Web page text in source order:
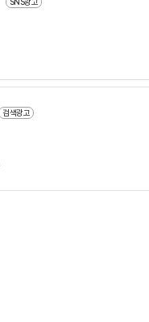
검색광고